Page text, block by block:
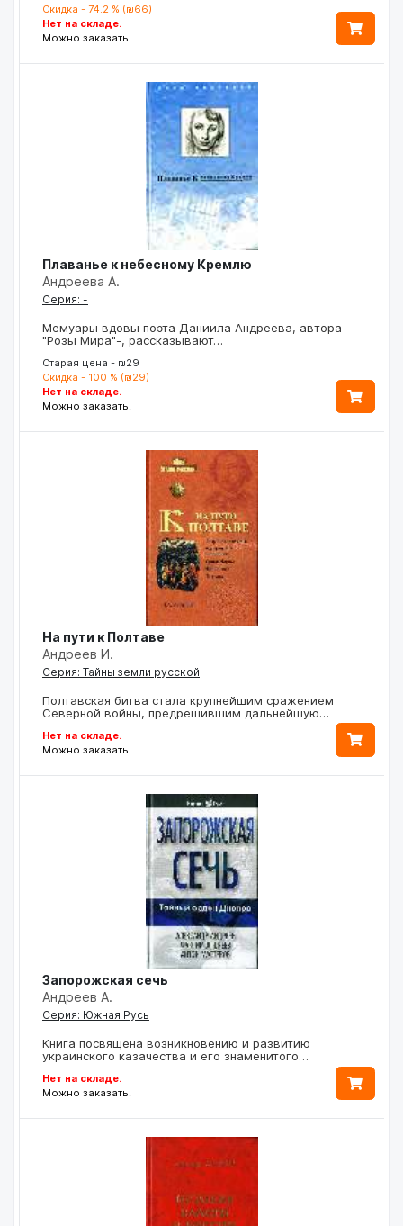
Скидка - 74.2 % (₪66)
Нет на складе.
Можно заказать.
Плаванье к небесному Кремлю
Андреева А.
Серия: -
Мемуары вдовы поэта Даниила Андреева, автора
"Розы Мира"-, рассказывают…
Старая цена - ₪29
Скидка - 100 % (₪29)
Нет на складе.
Можно заказать.
На пути к Полтаве
Андреев И.
Серия: Тайны земли русской
Полтавская битва стала крупнейшим сражением
Северной войны, предрешившим дальнейшую…
Нет на складе.
Можно заказать.
Запорожская сечь
Андреев А.
Серия: Южная Русь
Книга посвящена возникновению и развитию
украинского казачества и его знаменитого…
Нет на складе.
Можно заказать.